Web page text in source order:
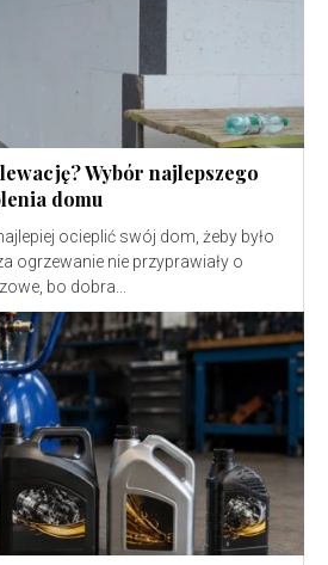
Wybór najlepszego
domu
ocieplić swój dom, żeby było
ogrzewanie nie przyprawiały o
bo dobra...